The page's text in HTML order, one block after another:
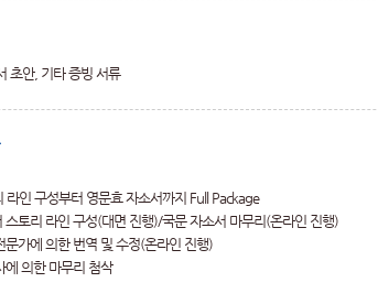
초안, 기타 증빙 서류
라인 구성부터 영문효 자소서까지 Full Package
스토리 라인 구성(대면 진행)/국문 자소서 마무리(온라인 진행)
문가에 의한 번역 및 수정(온라인 진행)
에 의한 마무리 첨삭